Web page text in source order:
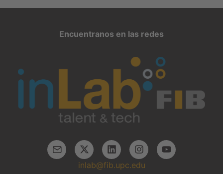
Encuentranos en las redes
inlab@fib.upc.edu